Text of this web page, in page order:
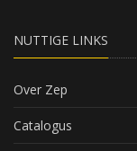
NUTTIGE LINKS
Over Zep
Catalogus